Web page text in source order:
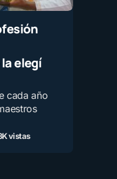
elegí
cada año
vistas